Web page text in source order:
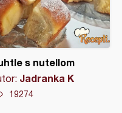
s nutellom
Jadranka K
19274